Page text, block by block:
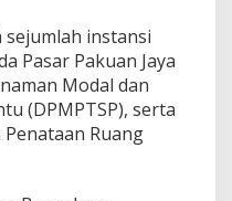
n
k
n
P
e
instansi
Pasar Pakuan Jaya
Modal dan
(DPMPTSP), serta
Ruang